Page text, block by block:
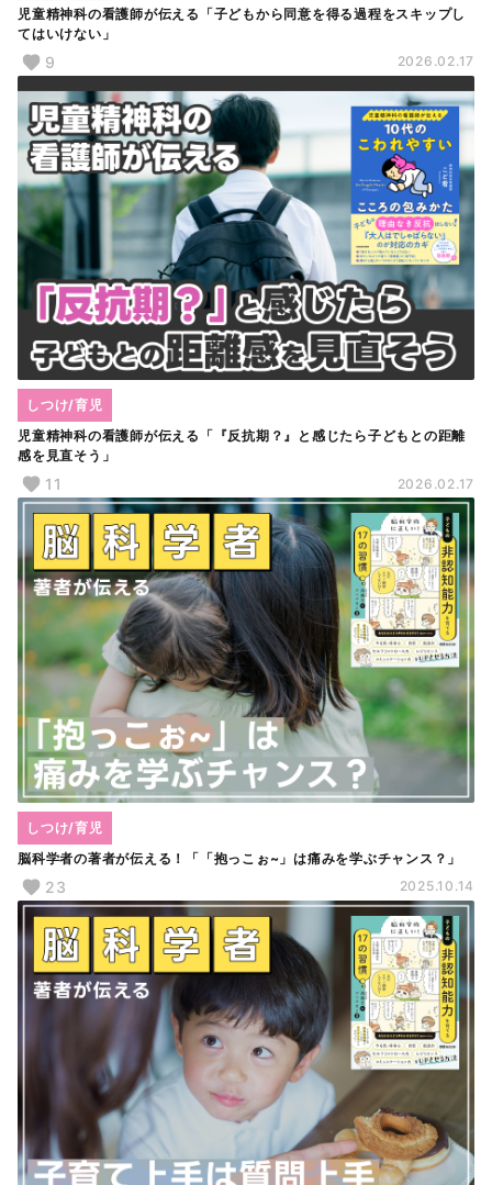
児童精神科の看護師が伝える「子どもから同意を得る過程をスキップし
てはいけない」
9 2026.02.17
児童精神科の看護師が伝える「『反抗期？』と感じたら子どもとの距離
感を見直そう」
しつけ/育児
11 2026.02.17
脳科学者の著者が伝える！「「抱っこぉ~」は痛みを学ぶチャンス？」
しつけ/育児
23 2025.10.14